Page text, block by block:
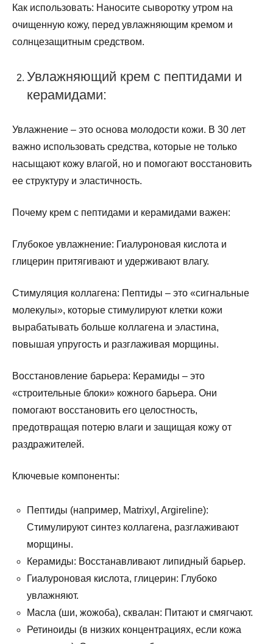
Как использовать: Наносите сыворотку утром на
очищенную кожу, перед увлажняющим кремом и
солнцезащитным средством.
Увлажняющий крем с пептидами и
керамидами:
Увлажнение – это основа молодости кожи. В 30 лет
важно использовать средства, которые не только
насыщают кожу влагой, но и помогают восстановить
ее структуру и эластичность.
Почему крем с пептидами и керамидами важен:
Глубокое увлажнение: Гиалуроновая кислота и
глицерин притягивают и удерживают влагу.
Стимуляция коллагена: Пептиды – это «сигнальные
молекулы», которые стимулируют клетки кожи
вырабатывать больше коллагена и эластина,
повышая упругость и разглаживая морщины.
Восстановление барьера: Керамиды – это
«строительные блоки» кожного барьера. Они
помогают восстановить его целостность,
предотвращая потерю влаги и защищая кожу от
раздражителей.
Ключевые компоненты:
Пептиды (например, Matrixyl, Argireline):
Стимулируют синтез коллагена, разглаживают
морщины.
Керамиды: Восстанавливают липидный барьер.
Гиалуроновая кислота, глицерин: Глубоко
увлажняют.
Масла (ши, жожоба), сквалан: Питают и смягчают.
Ретиноиды (в низких концентрациях, если кожа